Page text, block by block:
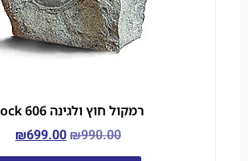
רמקול חוץ ולגינה Rock 606
₪990.00
₪699.00